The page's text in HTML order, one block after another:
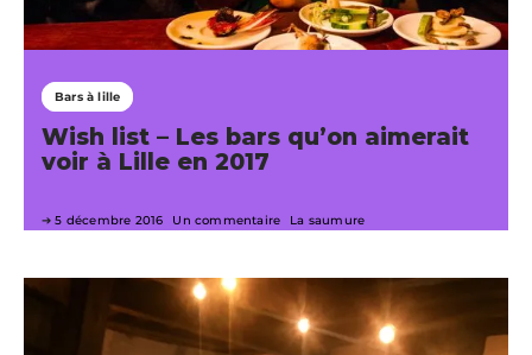
Bars à lille
Wish list – Les bars qu’on aimerait
voir à Lille en 2017
5 décembre 2016 Un commentaire La saumure